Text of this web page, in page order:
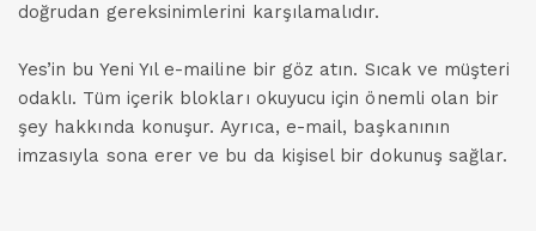
doğrudan gereksinimlerini karşılamalıdır.
Yes’in bu Yeni Yıl e-mailine bir göz atın. Sıcak ve müşteri
odaklı. Tüm içerik blokları okuyucu için önemli olan bir
şey hakkında konuşur. Ayrıca, e-mail, başkanının
imzasıyla sona erer ve bu da kişisel bir dokunuş sağlar.